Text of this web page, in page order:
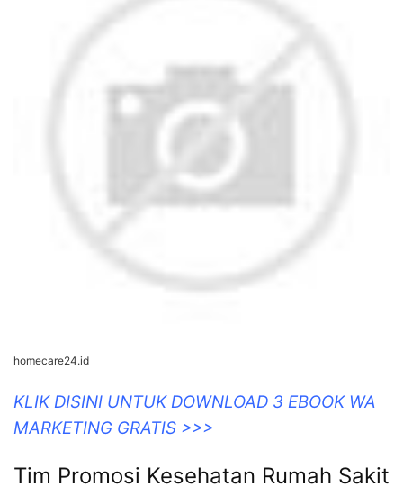
homecare24.id
KLIK DISINI UNTUK DOWNLOAD 3 EBOOK WA
MARKETING GRATIS >>>
Tim Promosi Kesehatan Rumah Sakit